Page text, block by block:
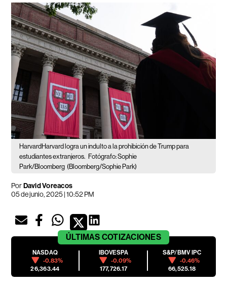
HarvardHarvard logra un indulto a la prohibición de Trump para
estudiantes extranjeros. Fotógrafo: Sophie
Park/Bloomberg (Bloomberg/Sophie Park)
PorDavid Voreacos
05 de junio, 2025 | 10:52 PM
ÚLTIMAS COTIZACIONES
NASDAQ
-0.83%
26,363.44
IBOVESPA
-0.09%
177,726.17
S&P/BMV IPC
-0.46%
66,525.18